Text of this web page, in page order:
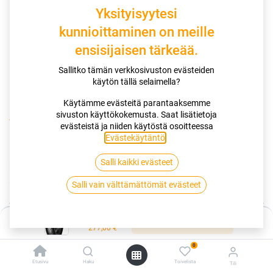
277,00€
Etusivu Haku
0
Toivelista Tili
Kauppa 140/90-15 70S DUNLOP K 425
140/90-15 70S DUNLOP K 425
Tuotekoodi:261678
/ kpl
Toimitusaika:5 arkipäivää
Lisää ostoskoriin
Yksityisyytesi
kunnioittaminen on meille
ensisijaisen tärkeää.
Sallitko tämän verkkosivuston evästeiden
käytön tällä selaimella?
Käytämme evästeitä parantaaksemme
sivuston käyttökokemusta. Saat lisätietoja
evästeistä ja niiden käytöstä osoitteessa
Evästekäytäntö
Salli kaikki evästeet
Salli vain välttämättömät evästeet